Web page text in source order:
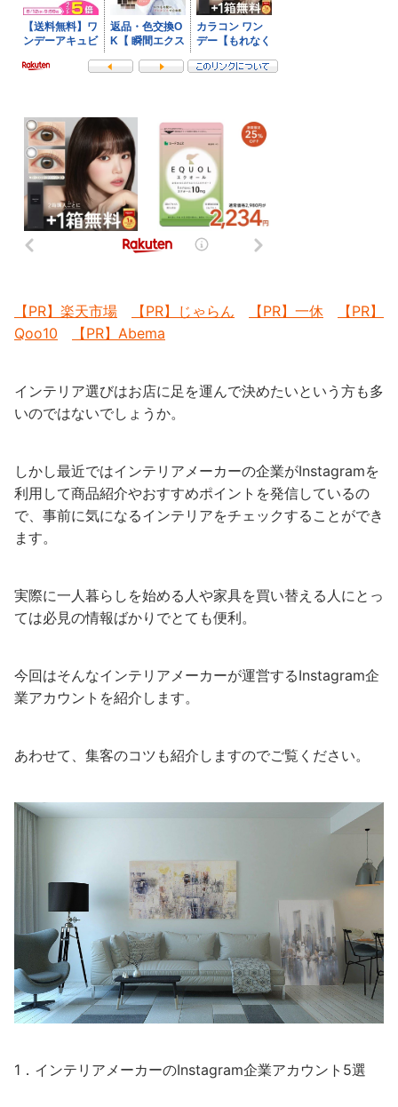
【PR】楽天市場 【PR】じゃらん 【PR】一休
【PR】
Qoo10
【PR】Abema
インテリア選びはお店に足を運んで決めたいという方も多
いのではないでしょうか。
しかし最近ではインテリアメーカーの企業がInstagramを
利用して商品紹介やおすすめポイントを発信しているの
で、事前に気になるインテリアをチェックすることができ
ます。
実際に一人暮らしを始める人や家具を買い替える人にとっ
ては必見の情報ばかりでとても便利。
今回はそんなインテリアメーカーが運営するInstagram企
業アカウントを紹介します。
あわせて、集客のコツも紹介しますのでご覧ください。
1．インテリアメーカーのInstagram企業アカウント5選